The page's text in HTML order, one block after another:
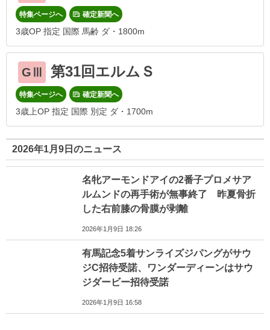
特集ページへ 確定新聞へ
3歳OP 指定 国際 馬齢 ダ・1800m
GⅢ 第31回エルムＳ
特集ページへ 確定新聞へ
3歳上OP 指定 国際 別定 ダ・1700m
2026年1月9日のニュース
名牝アーモンドアイの2番子プロメサア
ルムンドの再手術が無事終了 昨夏骨折
した右前膝の骨膜が剥離
2026年1月9日 18:26
有馬記念5着サンライズジパングがサウ
ジC招待受諾、ワンダーディーンはサウ
ジダービー招待受諾
2026年1月9日 16:58